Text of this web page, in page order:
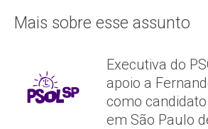
Mais sobre esse assunto
Executiva do
apoio a
como
em São Paulo